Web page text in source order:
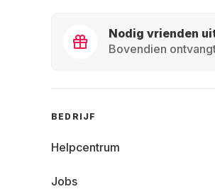
Nodig vrienden
Bovendien
BEDRIJF
Helpcentrum
Jobs